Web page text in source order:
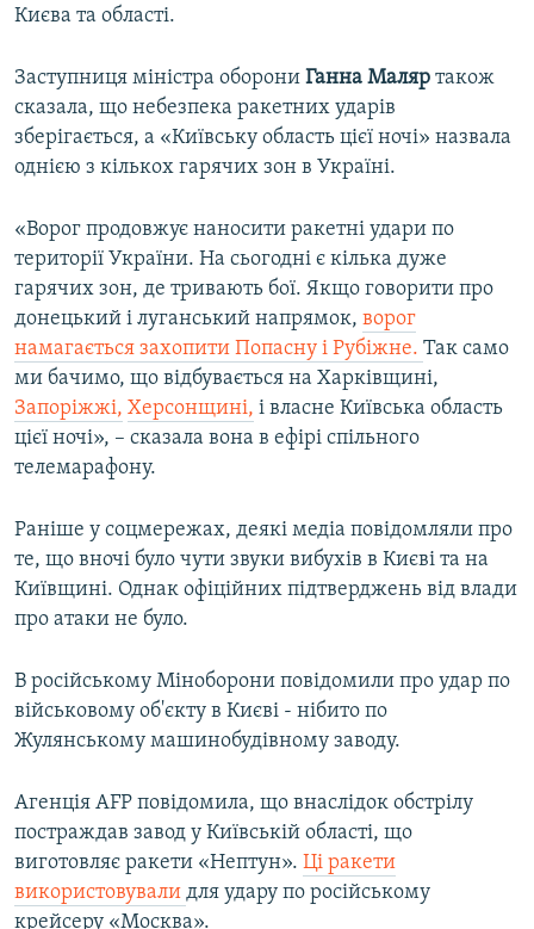
Києва та області.
Заступниця міністра оборони Ганна Маляр також
сказала, що небезпека ракетних ударів
зберігається, а «Київську область цієї ночі» назвала
однією з кількох гарячих зон в Україні.
«Ворог продовжує наносити ракетні удари по
території України. На сьогодні є кілька дуже
гарячих зон, де тривають бої. Якщо говорити про
донецький і луганський напрямок, ворог
намагається захопити Попасну і Рубіжне. Так само
ми бачимо, що відбувається на Харківщині,
Запоріжжі, Херсонщині, і власне Київська область
цієї ночі», – сказала вона в ефірі спільного
телемарафону.
Раніше у соцмережах, деякі медіа повідомляли про
те, що вночі було чути звуки вибухів в Києві та на
Київщині. Однак офіційних підтверджень від влади
про атаки не було.
В російському Міноборони повідомили про удар по
військовому об'єкту в Києві - нібито по
Жулянському машинобудівному заводу.
Агенція AFP повідомила, що внаслідок обстрілу
постраждав завод у Київській області, що
виготовляє ракети «Нептун». Ці ракети
використовували для удару по російському
крейсеру «Москва».